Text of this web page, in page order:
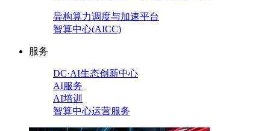
异构算力调度与加速平台
智算中心(AICC)
服务
DC·AI生态创新中心
AI服务
AI培训
智算中心运营服务